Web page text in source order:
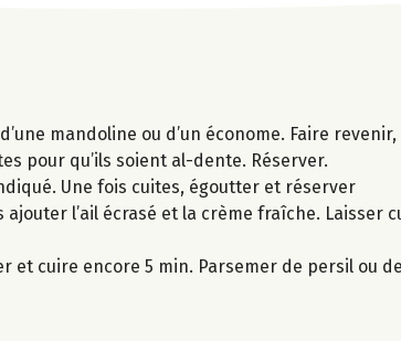
mandoline ou d’un économe. Faire
pour qu’ils soient al-dente. Réserver.
Une fois cuites, égoutter et réserver
ajouter l’ail écrasé et la crème fraîche. Laisser
cuire encore 5 min. Parsemer de persil ou